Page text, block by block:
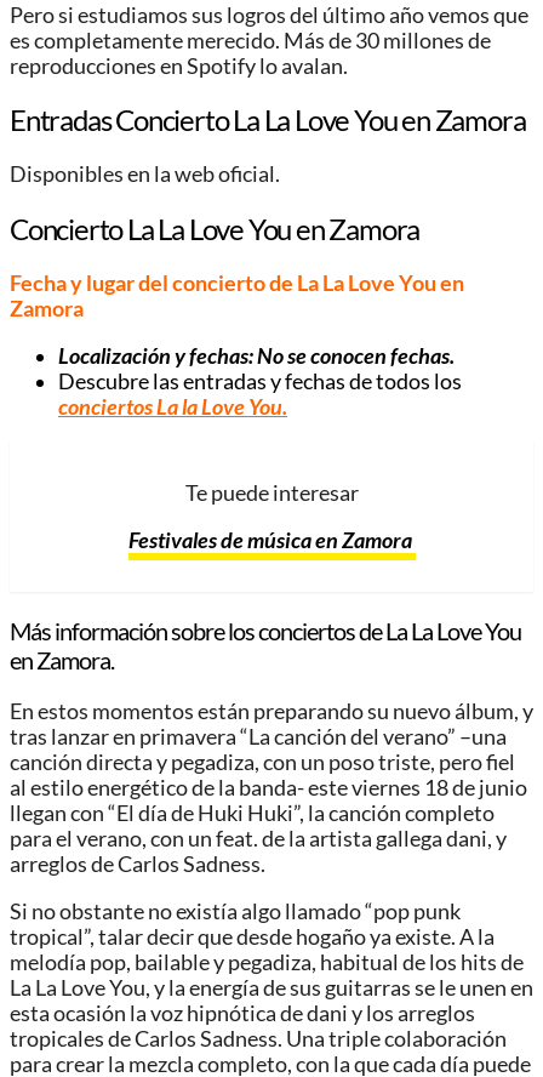
Pero si estudiamos sus logros del último año vemos que
es completamente merecido. Más de 30 millones de
reproducciones en Spotify lo avalan.
Entradas Concierto La La Love You en Zamora
Disponibles en la web oficial.
Concierto La La Love You en Zamora
Fecha y lugar del concierto de La La Love You en
Zamora
Localización y fechas: No se conocen fechas.
Descubre las entradas y fechas de todos los
conciertos La la Love You.
Te puede interesar
Festivales de música en Zamora
Más información sobre los conciertos de La La Love You
en Zamora.
En estos momentos están preparando su nuevo álbum, y
tras lanzar en primavera “La canción del verano” –una
canción directa y pegadiza, con un poso triste, pero fiel
al estilo energético de la banda- este viernes 18 de junio
llegan con “El día de Huki Huki”, la canción completo
para el verano, con un feat. de la artista gallega dani, y
arreglos de Carlos Sadness.
Si no obstante no existía algo llamado “pop punk
tropical”, talar decir que desde hogaño ya existe. A la
melodía pop, bailable y pegadiza, habitual de los hits de
La La Love You, y la energía de sus guitarras se le unen en
esta ocasión la voz hipnótica de dani y los arreglos
tropicales de Carlos Sadness. Una triple colaboración
para crear la mezcla completo, con la que cada día puede